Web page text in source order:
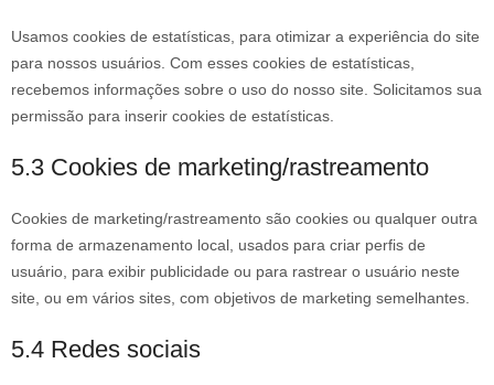
Usamos cookies de estatísticas, para otimizar a experiência do site
para nossos usuários. Com esses cookies de estatísticas,
recebemos informações sobre o uso do nosso site. Solicitamos sua
permissão para inserir cookies de estatísticas.
5.3 Cookies de marketing/rastreamento
Cookies de marketing/rastreamento são cookies ou qualquer outra
forma de armazenamento local, usados para criar perfis de
usuário, para exibir publicidade ou para rastrear o usuário neste
site, ou em vários sites, com objetivos de marketing semelhantes.
5.4 Redes sociais